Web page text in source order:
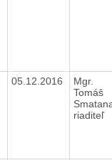
05.12.2016
Mgr.
Tomáš
riaditeľ